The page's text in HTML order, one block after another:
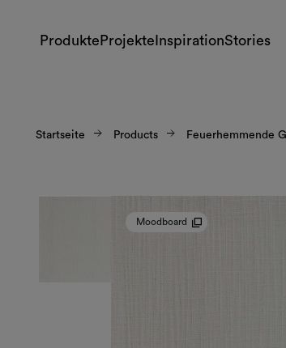
Produkte Projekte InspirationStories
Startseite Products Feuerhemmende
Moodboard